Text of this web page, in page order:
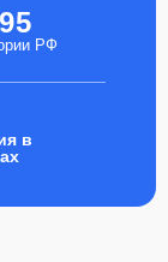
РФ
в